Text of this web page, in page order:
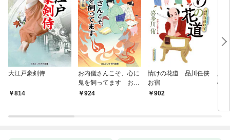
大江戸豪剣侍
814
お内儀さんこそ、心に
鬼を飼ってます おけ
いの戯作手帖
924
情けの花道 品川任侠
お宿
902
の